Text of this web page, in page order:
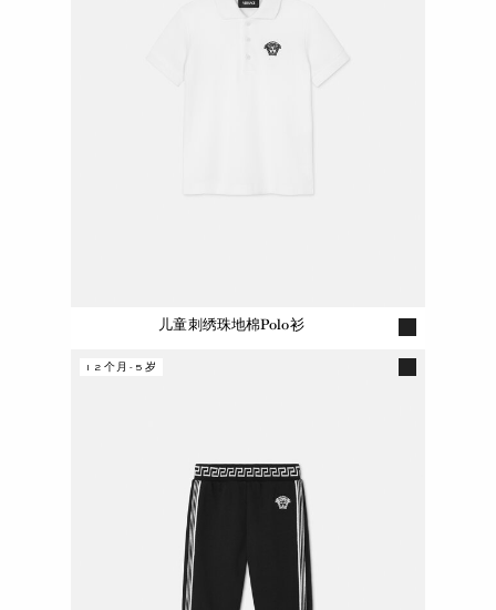
儿童刺绣珠地棉Polo衫
12个月-5岁